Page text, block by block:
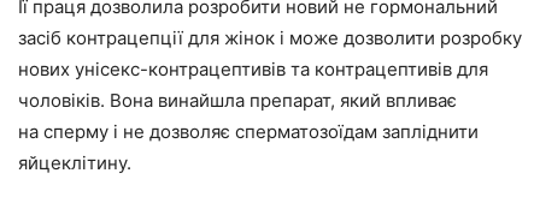
Її праця дозволила розробити новий не гормональний
засіб контрацепції для жінок і може дозволити розробку
нових унісекс-контрацептивів та контрацептивів для
чоловіків. Вона винайшла препарат, який впливає
на сперму і не дозволяє сперматозоїдам запліднити
яйцеклітину.